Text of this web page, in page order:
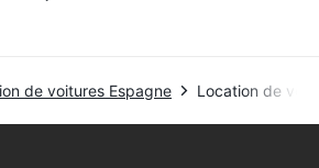
de voitures Espagne Location de